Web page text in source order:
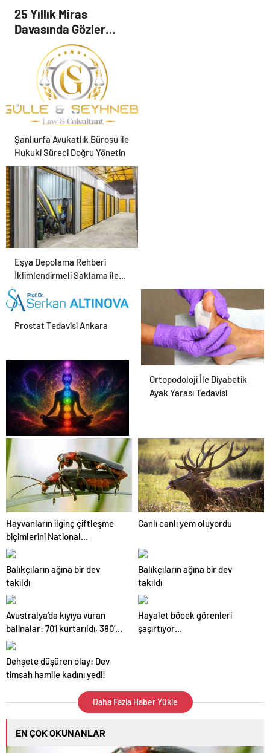
Ötesi : Nasılnedir.com
25 Yıllık Miras
Davasında Gözler
Temmuz Ayındaki
Karar Duruşmasına
Çevrildi
Şanlıurfa Avukatlık Bürosu ile
Hukuki Süreci Doğru Yönetin
Eşya Depolama Rehberi
İklimlendirmeli Saklama ile
Güvenli Kullanım
Prostat Tedavisi Ankara
Ortopodoloji İle Diyabetik
Ayak Yarası Tedavisi
Zihnin Gizemli Sınırları ve
Ötesi : Nasılnedir.com
Hayvanların ilginç çiftleşme
biçimlerini National
Geographic görüntüledi.
Canlı canlı yem oluyordu
Balıkçıların ağına bir dev
takıldı
Balıkçıların ağına bir dev
takıldı
Avustralya’da kıyıya vuran
balinalar: 70’i kurtarıldı, 380’i
öldü
Hayalet böcek görenleri
şaşırtıyor…
Dehşete düşüren olay: Dev
timsah hamile kadını yedi!
Daha Fazla Haber Yükle
EN ÇOK OKUNANLAR